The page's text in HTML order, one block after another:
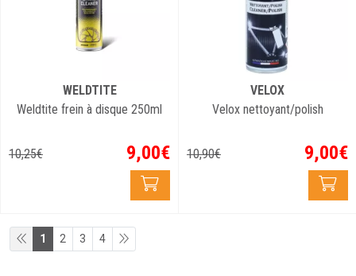
WELDTITE
Weldtite frein à disque 250ml
10,25€ 9,00€
VELOX
Velox nettoyant/polish
10,90€ 9,00€
1 2 3 4